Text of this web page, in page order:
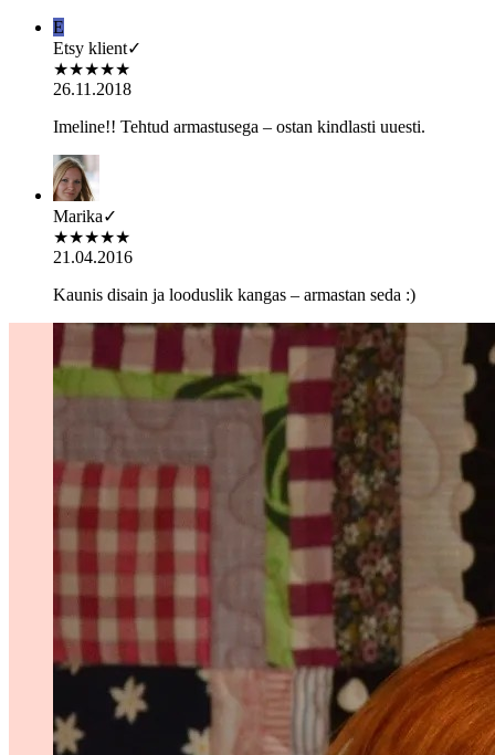
E
Etsy klient✓
★★★★★
26.11.2018
Imeline!! Tehtud armastusega – ostan kindlasti uuesti.
Marika✓
★★★★★
21.04.2016
Kaunis disain ja looduslik kangas – armastan seda :)